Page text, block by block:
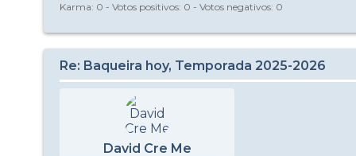
Karma: 0 - Votos positivos: 0 - Votos negativos: 0
Re: Baqueira hoy, Temporada 2025-2026
David Cre Me